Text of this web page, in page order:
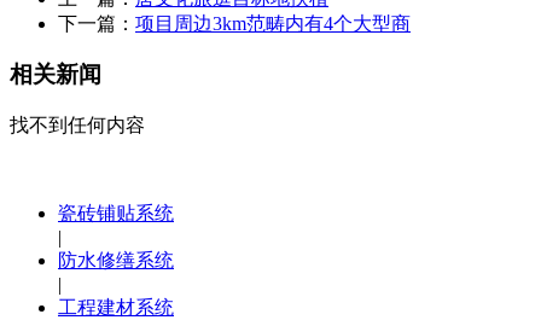
下一篇： 项目周边3km范畴内有4个大型商
相关新闻
找不到任何内容
瓷砖铺贴系统
|
防水修缮系统
|
工程建材系统